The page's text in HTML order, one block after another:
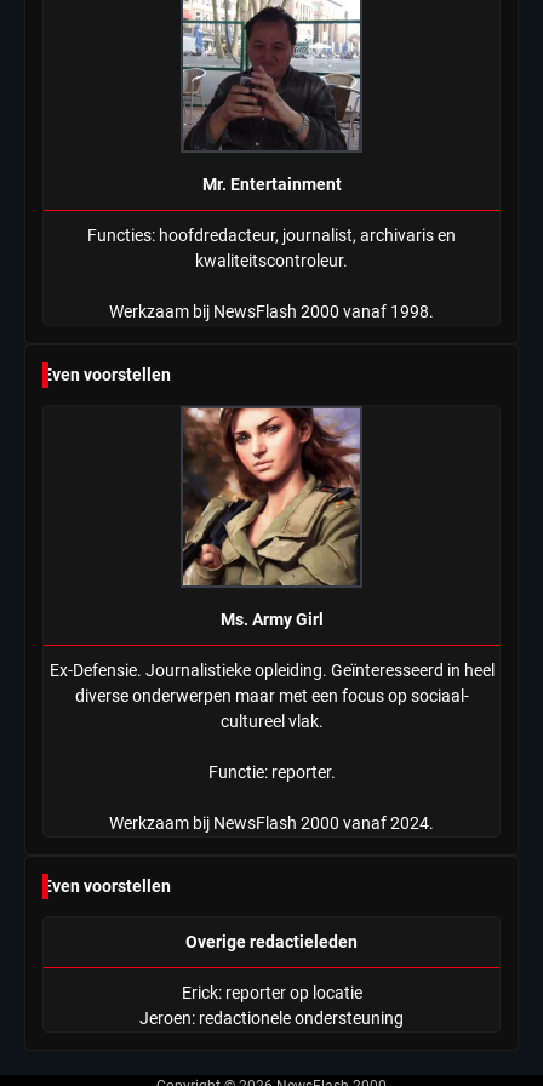
Mr. Entertainment
Functies: hoofdredacteur, journalist, archivaris en
kwaliteitscontroleur.
Werkzaam bij NewsFlash 2000 vanaf 1998.
Even voorstellen
Ms. Army Girl
Ex-Defensie. Journalistieke opleiding. Geïnteresseerd in heel
diverse onderwerpen maar met een focus op sociaal-
cultureel vlak.
Functie: reporter.
Werkzaam bij NewsFlash 2000 vanaf 2024.
Even voorstellen
Overige redactieleden
Erick: reporter op locatie
Jeroen: redactionele ondersteuning